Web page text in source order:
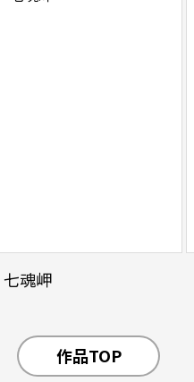
七魂岬
作品TOP